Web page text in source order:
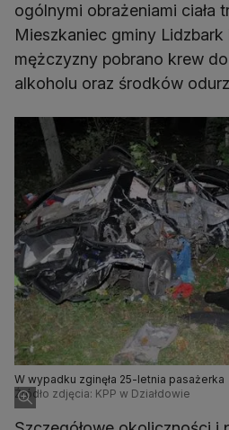
ogólnymi obrażeniami ciała
Mieszkaniec gminy Lidzbark
mężczyzny pobrano krew
alkoholu oraz środków
W wypadku zginęła 25-letnia pasażerka
Źródło zdjęcia: KPP w Działdowie